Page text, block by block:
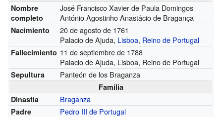
Nombre
completo
José Francisco Xavier de Paula Domingos
António Agostinho Anastácio de Bragança
Nacimiento
20 de agosto de 1761
Palacio de Ajuda, Lisboa, Reino de Portugal
Fallecimiento 11 de septiembre de 1788
Palacio de Ajuda, Lisboa, Reino de Portugal
Sepultura Panteón de los Braganza
Familia
Dinastía
Braganza
Padre Pedro III de Portugal